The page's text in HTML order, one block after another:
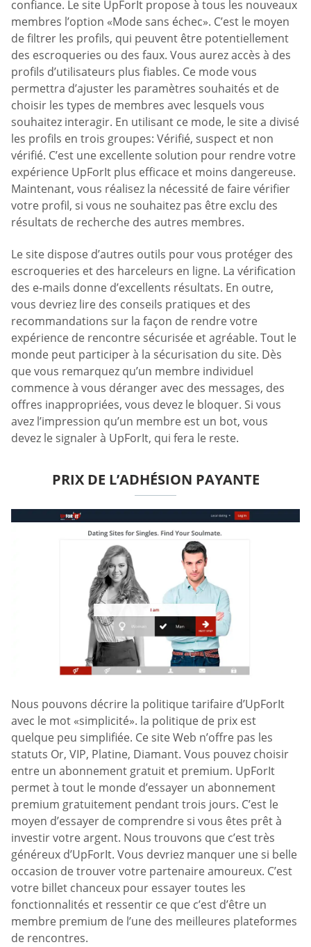
confiance. Le site UpForIt propose à tous les nouveaux
membres l’option «Mode sans échec». C’est le moyen
de filtrer les profils, qui peuvent être potentiellement
des escroqueries ou des faux. Vous aurez accès à des
profils d’utilisateurs plus fiables. Ce mode vous
permettra d’ajuster les paramètres souhaités et de
choisir les types de membres avec lesquels vous
souhaitez interagir. En utilisant ce mode, le site a divisé
les profils en trois groupes: Vérifié, suspect et non
vérifié. C’est une excellente solution pour rendre votre
expérience UpForIt plus efficace et moins dangereuse.
Maintenant, vous réalisez la nécessité de faire vérifier
votre profil, si vous ne souhaitez pas être exclu des
résultats de recherche des autres membres.
Le site dispose d’autres outils pour vous protéger des
escroqueries et des harceleurs en ligne. La vérification
des e-mails donne d’excellents résultats. En outre,
vous devriez lire des conseils pratiques et des
recommandations sur la façon de rendre votre
expérience de rencontre sécurisée et agréable. Tout le
monde peut participer à la sécurisation du site. Dès
que vous remarquez qu’un membre individuel
commence à vous déranger avec des messages, des
offres inappropriées, vous devez le bloquer. Si vous
avez l’impression qu’un membre est un bot, vous
devez le signaler à UpForIt, qui fera le reste.
PRIX DE L’ADHÉSION PAYANTE
Nous pouvons décrire la politique tarifaire d’UpForIt
avec le mot «simplicité». la politique de prix est
quelque peu simplifiée. Ce site Web n’offre pas les
statuts Or, VIP, Platine, Diamant. Vous pouvez choisir
entre un abonnement gratuit et premium. UpForIt
permet à tout le monde d’essayer un abonnement
premium gratuitement pendant trois jours. C’est le
moyen d’essayer de comprendre si vous êtes prêt à
investir votre argent. Nous trouvons que c’est très
généreux d’UpForIt. Vous devriez manquer une si belle
occasion de trouver votre partenaire amoureux. C’est
votre billet chanceux pour essayer toutes les
fonctionnalités et ressentir ce que c’est d’être un
membre premium de l’une des meilleures plateformes
de rencontres.